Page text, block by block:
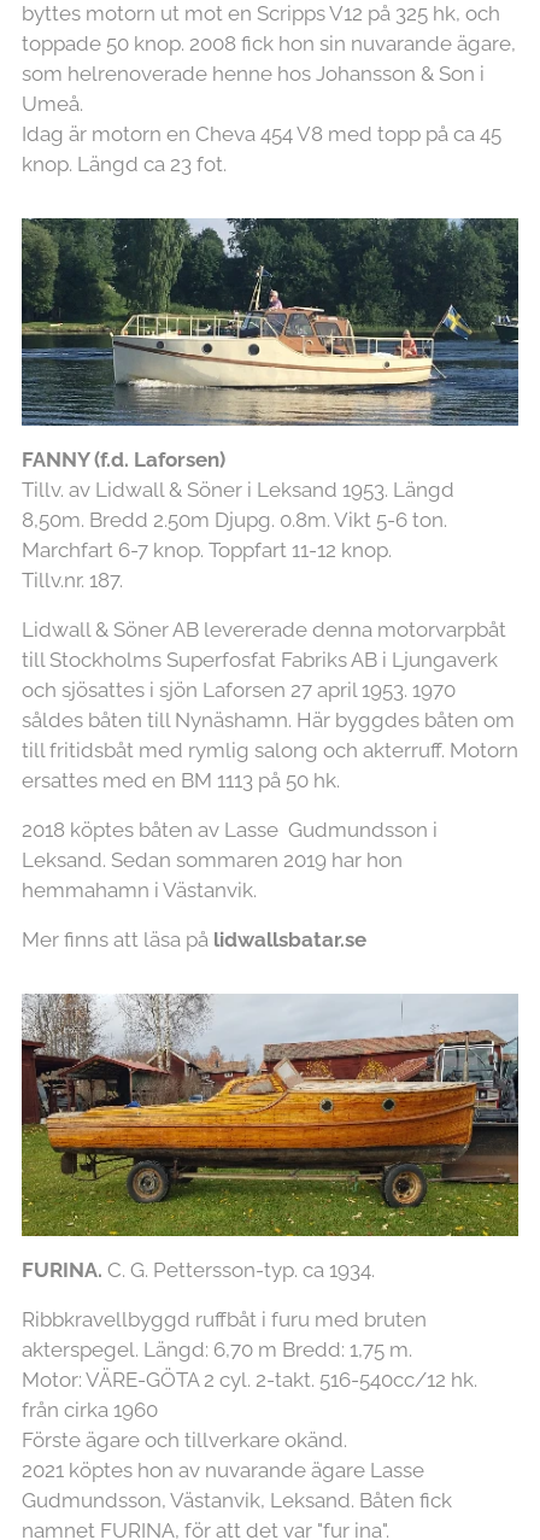
byttes motorn ut mot en Scripps V12 på 325 hk, och
toppade 50 knop. 2008 fick hon sin nuvarande ägare,
som helrenoverade henne hos Johansson & Son i
Umeå.
Idag är motorn en Cheva 454 V8 med topp på ca 45
knop. Längd ca 23 fot.
FANNY (f.d. Laforsen)
Tillv. av Lidwall & Söner i Leksand 1953. Längd
8,50m. Bredd 2.50m Djupg. 0.8m. Vikt 5-6 ton.
Marchfart 6-7 knop. Toppfart 11-12 knop.
Tillv.nr. 187.
Lidwall & Söner AB levererade denna motorvarpbåt
till Stockholms Superfosfat Fabriks AB i Ljungaverk
och sjösattes i sjön Laforsen 27 april 1953. 1970
såldes båten till Nynäshamn. Här byggdes båten om
till fritidsbåt med rymlig salong och akterruff. Motorn
ersattes med en BM 1113 på 50 hk.
2018 köptes båten av Lasse Gudmundsson i
Leksand. Sedan sommaren 2019 har hon
hemmahamn i Västanvik.
Mer finns att läsa på lidwallsbatar.se
FURINA. C. G. Pettersson-typ. ca 1934.
Ribbkravellbyggd ruffbåt i furu med bruten
akterspegel. Längd: 6,70 m Bredd: 1,75 m.
Motor: VÄRE-GÖTA 2 cyl. 2-takt. 516-540cc/12 hk.
från cirka 1960
Förste ägare och tillverkare okänd.
2021 köptes hon av nuvarande ägare Lasse
Gudmundsson, Västanvik, Leksand. Båten fick
namnet FURINA, för att det var "fur ina".